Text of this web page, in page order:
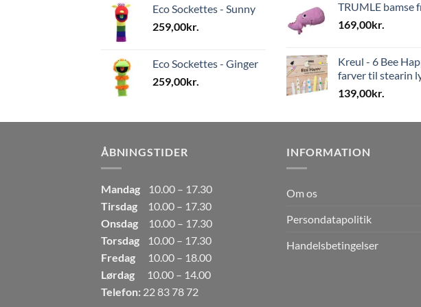
Eco Sockettes - Sunny
259,00kr.
Eco Sockettes - Ginger
259,00kr.
TRUMLE bamse
169,00kr.
Kreul - 6 Bee
farver til stearin
139,00kr.
ÅBNINGSTIDER
Mandag
10.00 – 17.30
Tirsdag
10.00 – 17.30
Onsdag
10.00 – 17.30
Torsdag
10.00 – 17.30
Fredag
10.00 – 18.00
Lørdag
10.00 – 14.00
Telefon: 22 83 78 72
INFORMATION
Om os
Persondatapolitik
Handelsbetingelser